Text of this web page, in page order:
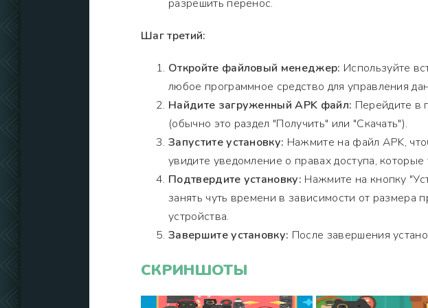
разрешить перенос.
Шаг третий:
Откройте файловый менеджер: Используйте
любое программное средство для управления
Найдите загруженный APK файл: Перейдите в
(обычно это раздел "Получить" или "Скачать").
Запустите установку: Нажмите на файл APK,
увидите уведомление о правах доступа,
Подтвердите установку: Нажмите на кнопку
занять чуть времени в зависимости от размера
устройства.
Завершите установку: После завершения
СКРИНШОТЫ